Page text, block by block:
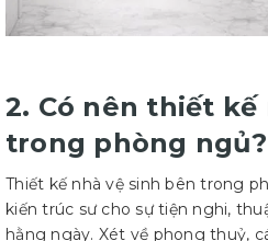
2. Có nên thiết kế
trong phòng ngủ?
Thiết kế nhà vệ sinh bên trong
kiến trúc sư cho sự tiện nghi,
hằng ngày. Xét về phong thuỷ,